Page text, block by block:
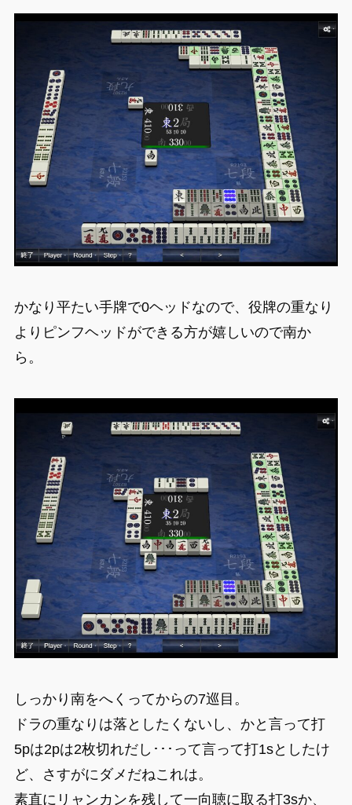
かなり平たい手牌で0ヘッドなので、役牌の重なり
よりピンフヘッドができる方が嬉しいので南か
ら。
しっかり南をへくってからの7巡目。
ドラの重なりは落としたくないし、かと言って打
5pは2pは2枚切れだし･･･って言って打1sとしたけ
ど、さすがにダメだねこれは。
素直にリャンカンを残して一向聴に取る打3sか、